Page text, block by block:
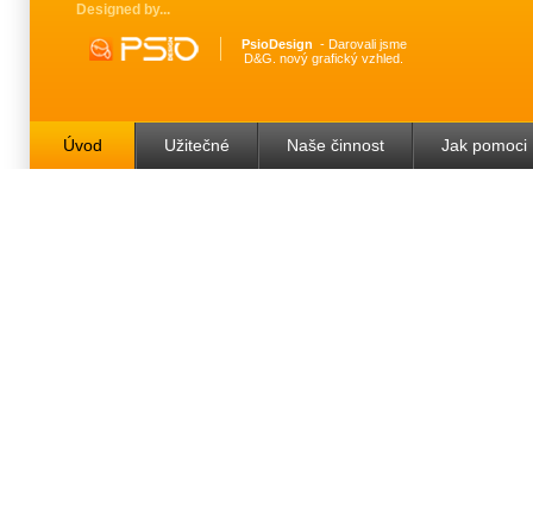
Designed by
PsioDesign
Darovali jsme
D&G. nový grafický vzhled.
Úvod Užitečné Naše činnost Jak pomoci